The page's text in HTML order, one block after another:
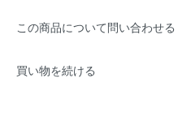
この商品について問い合わせる
買い物を続ける